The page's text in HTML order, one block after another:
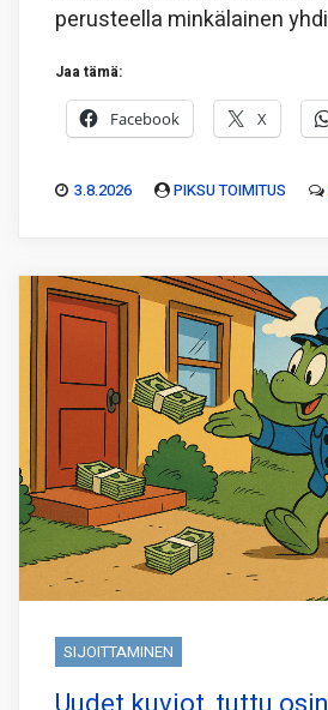
perusteella minkälainen
Jaa tämä:
Facebook X
3.8.2026 PIKSU TOIMITUS
SIJOITTAMINEN